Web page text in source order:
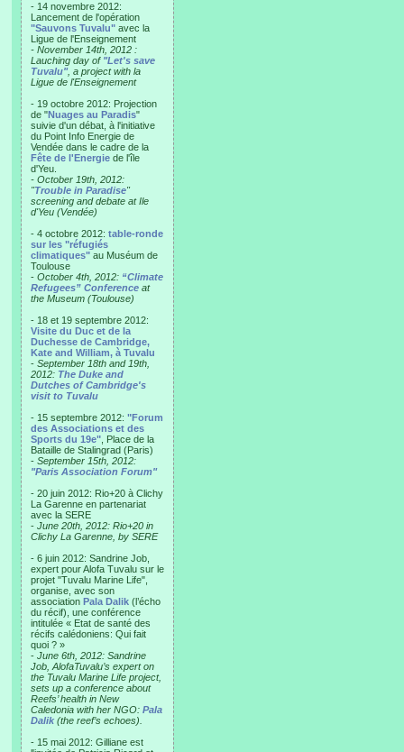
- 14 novembre 2012:
Lancement de l'opération
"Sauvons Tuvalu" avec la
Ligue de l'Enseignement
- November 14th, 2012 :
Lauching day of "Let's save
Tuvalu", a project with la
Ligue de l'Enseignement
- 19 octobre 2012: Projection
de "Nuages au Paradis"
suivie d'un débat, à l'initiative
du Point Info Energie de
Vendée dans le cadre de la
Fête de l'Energie de l'île
d'Yeu.
- October 19th, 2012:
"Trouble in Paradise"
screening and debate at Ile
d'Yeu (Vendée)
- 4 octobre 2012: table-ronde
sur les "réfugiés
climatiques" au Muséum de
Toulouse
- October 4th, 2012: “Climate
Refugees” Conference at
the Museum (Toulouse)
- 18 et 19 septembre 2012:
Visite du Duc et de la
Duchesse de Cambridge,
Kate and William, à Tuvalu
- September 18th and 19th,
2012: The Duke and
Dutches of Cambridge's
visit to Tuvalu
- 15 septembre 2012: "Forum
des Associations et des
Sports du 19e" , Place de la
Bataille de Stalingrad (Paris)
- September 15th, 2012:
"Paris Association Forum"
- 20 juin 2012: Rio+20 à Clichy
La Garenne en partenariat
avec la SERE
- June 20th, 2012: Rio+20 in
Clichy La Garenne, by SERE
- 6 juin 2012: Sandrine Job,
expert pour Alofa Tuvalu sur le
projet "Tuvalu Marine Life",
organise, avec son
association Pala Dalik (l’écho
du récif), une conférence
intitulée « Etat de santé des
récifs calédoniens: Qui fait
quoi ? »
- June 6th, 2012: Sandrine
Job, AlofaTuvalu’s expert on
the Tuvalu Marine Life project,
sets up a conference about
Reefs’ health in New
Caledonia with her NGO: Pala
Dalik (the reef’s echoes).
- 15 mai 2012: Gilliane est